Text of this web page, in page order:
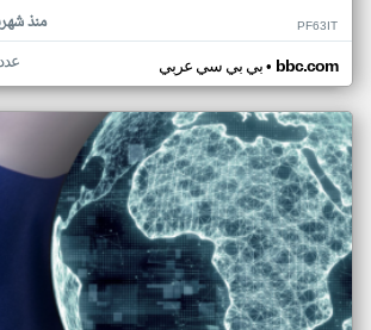
منذ PF63IT
بي بي سي عربي• bbc.com عدد